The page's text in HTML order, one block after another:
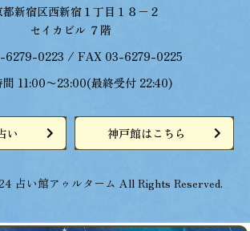
都新宿区西新宿１丁目１８−２
セイカビル ７階
6279-0223 / FAX 03-6279-0225
間 11:00〜23:00(最終受付 22:40)
い 神戸館はこちら
占い館アゥルターム All Rights Reserved.